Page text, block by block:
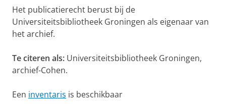
Het publicatierecht berust bij de
Universiteitsbibliotheek Groningen als eigenaar van
het archief.
Te citeren als: Universiteitsbibliotheek Groningen,
archief-Cohen.
Een inventaris is beschikbaar